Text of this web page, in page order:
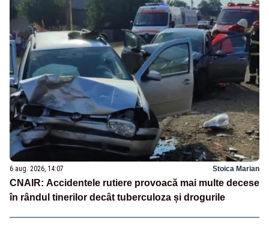
6 aug. 2026, 14:07 Stoica Marian
CNAIR: Accidentele rutiere provoacă mai multe decese
în rândul tinerilor decât tuberculoza și drogurile